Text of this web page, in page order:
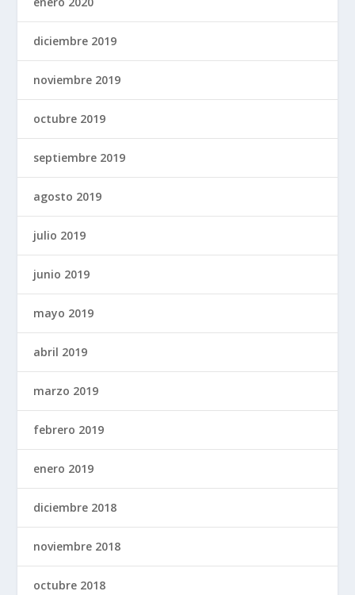
diciembre 2019
noviembre 2019
octubre 2019
septiembre 2019
agosto 2019
julio 2019
junio 2019
mayo 2019
abril 2019
marzo 2019
febrero 2019
enero 2019
diciembre 2018
noviembre 2018
octubre 2018